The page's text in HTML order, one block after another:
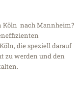
Köln nach Mannheim?
die speziell darauf
zu werden und den